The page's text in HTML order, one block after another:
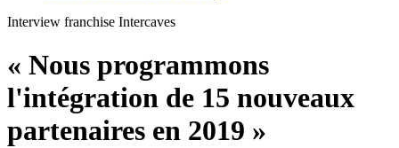
Interview franchise Intercaves
« Nous programmons
l'intégration de 15 nouveaux
partenaires en 2019 »